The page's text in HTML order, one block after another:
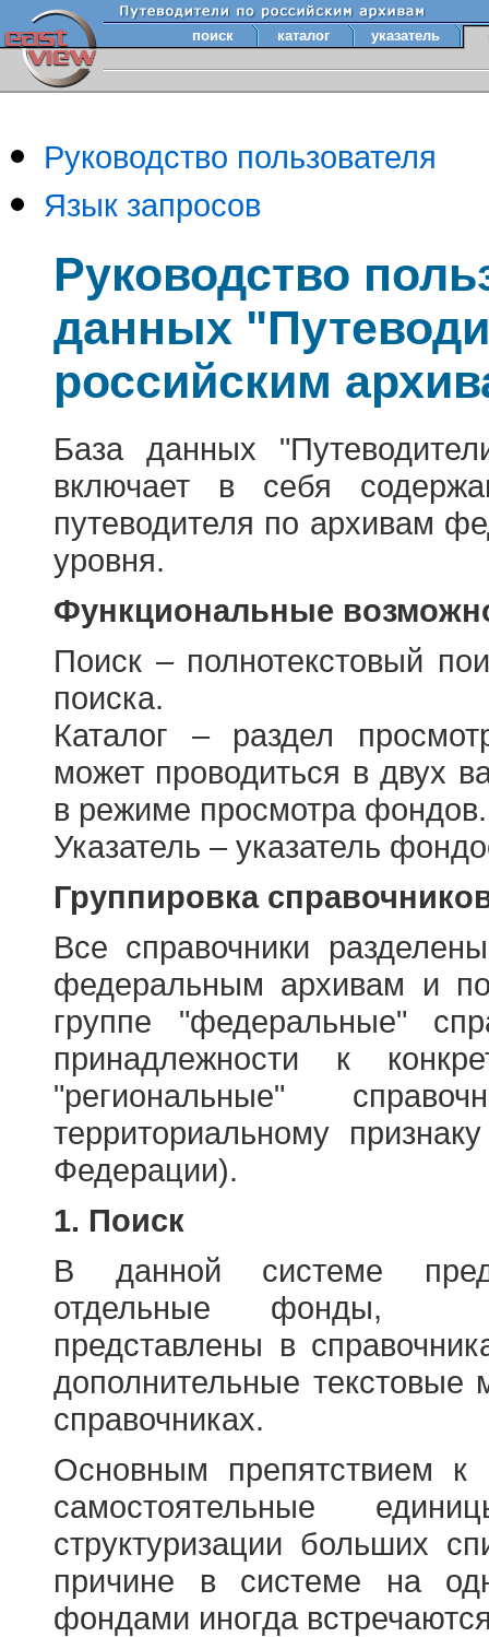
поиск каталог указатель
Руководство пользователя
Язык запросов
Руководство
данных
российским
База данных
включает в себя
путеводителя по архивам
уровня.
Функциональные
Поиск – полнотекстовый
поиска.
Каталог – раздел
может проводиться в двух
в режиме просмотра фондов.
Указатель – указатель
Группировка
Все справочники
федеральным архивам и
группе "федеральные"
принадлежности к
"региональные"
территориальному
Федерации).
1. Поиск
В данной системе
отдельные фонды,
представлены в
дополнительные
справочниках.
Основным препятствием
самостоятельные
структуризации больших
причине в системе на
фондами иногда